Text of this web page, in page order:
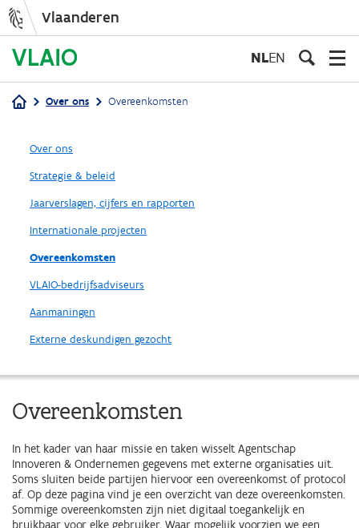
Vlaanderen
NLEN
Over ons Overeenkomsten
Over ons
Strategie & beleid
Jaarverslagen, cijfers en rapporten
Internationale projecten
Overeenkomsten
VLAIO-bedrijfsadviseurs
Aanmaningen
Externe deskundigen gezocht
Overeenkomsten
In het kader van haar missie en taken wisselt Agentschap
Innoveren & Ondernemen gegevens met externe organisaties uit.
Soms sluiten beide partijen hiervoor een overeenkomst of protocol
af. Op deze pagina vind je een overzicht van deze overeenkomsten.
Sommige overeenkomsten zijn niet digitaal toegankelijk en
bruikbaar voor elke gebruiker. Waar mogelijk voorzien we een